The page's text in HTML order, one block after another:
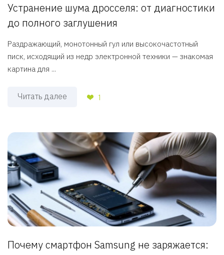
Устранение шума дросселя: от диагностики
до полного заглушения
Раздражающий, монотонный гул или высокочастотный
писк, исходящий из недр электронной техники — знакомая
картина для ...
Читать далее 1
Почему смартфон Samsung не заряжается: